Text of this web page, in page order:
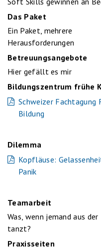
Das Paket
Ein Paket, mehrere
Herausforderungen
Betreuungsangebote
Hier gefällt es mir
Bildungszentrum frühe
Schweizer Fachtagung
Bildung
Dilemma
Kopfläuse:
Panik
Teamarbeit
Was, wenn jemand aus der
tanzt?
Praxisseiten